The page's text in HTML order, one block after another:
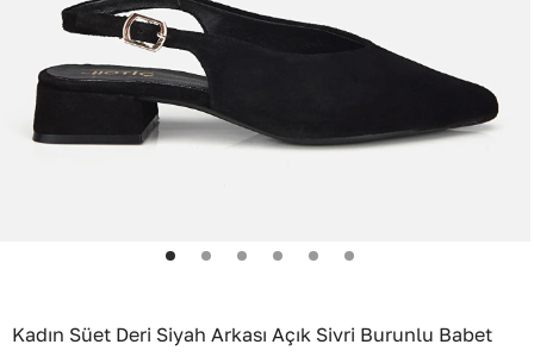
Kadın Süet Deri Siyah Arkası Açık Sivri Burunlu Babet